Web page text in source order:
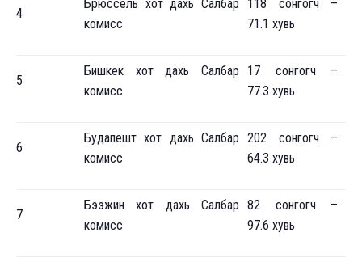
4
Брюссель хот дахь Салбар
комисс
118 сонгогч –
71.1 хувь
5
Бишкек хот дахь Салбар
комисс
17 сонгогч –
77.3 хувь
6
Будапешт хот дахь Салбар
комисс
202 сонгогч –
64.3 хувь
7
Бээжин хот дахь Салбар
комисс
82 сонгогч –
97.6 хувь